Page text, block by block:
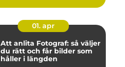
01. apr
Att anlita Fotograf: så väljer
du rätt och får bilder som
håller i längden